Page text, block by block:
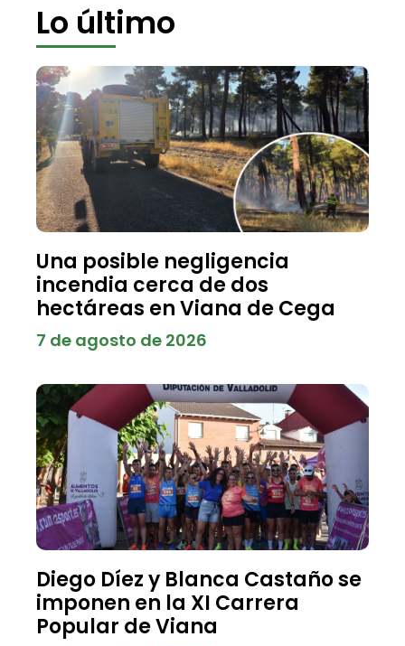
Lo último
Una posible negligencia
incendia cerca de dos
hectáreas en Viana de Cega
7 de agosto de 2026
Diego Díez y Blanca Castaño se
imponen en la XI Carrera
Popular de Viana